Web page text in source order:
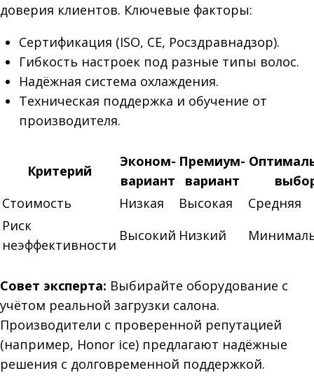
доверия клиентов. Ключевые факторы:
Сертификация (ISO, CE, Росздравнадзор).
Гибкость настроек под разные типы волос.
Надёжная система охлаждения.
Техническая поддержка и обучение от
производителя.
Критерий
Эконом-
вариант
Премиум-
вариант
Стоимость
Низкая Высокая
Средняя
Риск
неэффективности
Высокий Низкий
Совет эксперта: Выбирайте оборудование с
учётом реальной загрузки салона.
Производители с проверенной репутацией
(например, Honor ice) предлагают надёжные
решения с долговременной поддержкой.